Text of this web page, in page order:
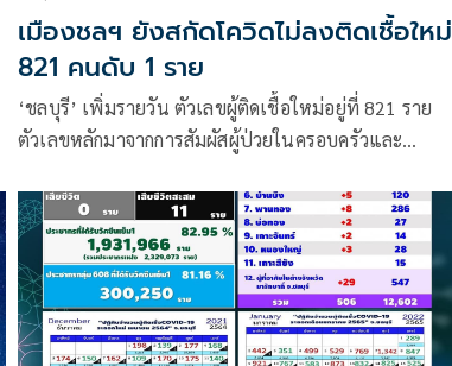
เมืองชลฯ ยังสกัดโควิดไม่ลงติดเชื้อใหม่
821 คนดับ 1 ราย
‘ชลบุรี’ เพิ่มรายวัน ตัวเลขผู้ติดเชื้อใหม่อยู่ที่ 821 ราย
ตัวเลขหลักมาจากการสัมผัสผู้ป่วยในครอบครัวและ
แล้ว